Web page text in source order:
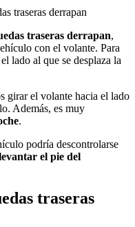
traseras derrapan,
con el volante. Para
lado al que se desplaza la
girar el volante hacia el lado
Además, es muy
.
podría descontrolarse
el pie del
traseras